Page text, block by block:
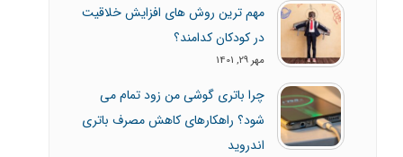
مهم ترین روش های افزایش خلاقیت
در کودکان کدامند؟
مهر 29, 1401
چرا باتری گوشی من زود تمام می
شود؟ راهکارهای کاهش مصرف باتری
اندروید